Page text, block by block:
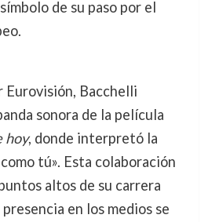
de su paso por el
Eurovisión, Bacchelli
sonora de la película
hoy, donde interpretó la
tú». Esta colaboración
altos de su carrera
en los medios se